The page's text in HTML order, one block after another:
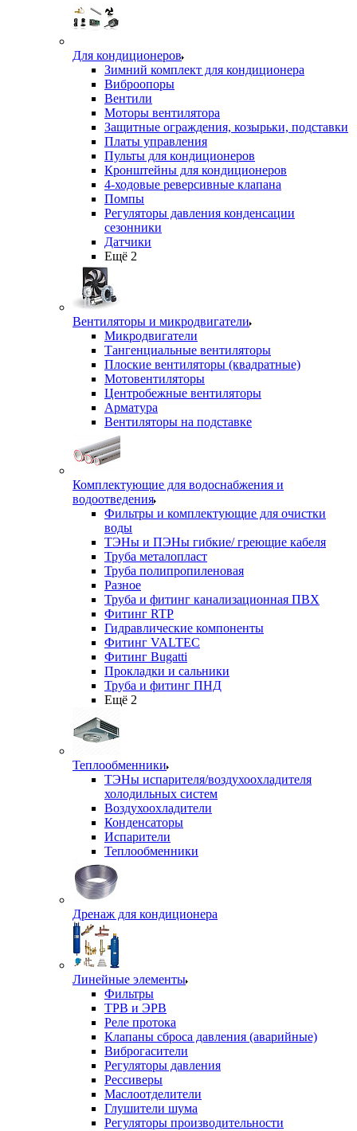
Для кондиционеров
Зимний комплект для кондиционера
Виброопоры
Вентили
Моторы вентилятора
Защитные ограждения, козырьки, подставки
Платы управления
Пульты для кондиционеров
Кронштейны для кондиционеров
4-ходовые реверсивные клапана
Помпы
Регуляторы давления конденсации
сезонники
Датчики
Ещё 2
Вентиляторы и микродвигатели
Микродвигатели
Тангенциальные вентиляторы
Плоские вентиляторы (квадратные)
Мотовентиляторы
Центробежные вентиляторы
Арматура
Вентиляторы на подставке
Комплектующие для водоснабжения и
водоотведения
Фильтры и комплектующие для очистки
воды
ТЭНы и ПЭНы гибкие/ греющие кабеля
Труба металопласт
Труба полипропиленовая
Разное
Труба и фитинг канализационная ПВХ
Фитинг RTP
Гидравлические компоненты
Фитинг VALTEC
Фитинг Bugatti
Прокладки и сальники
Труба и фитинг ПНД
Ещё 2
Теплообменники
ТЭНы испарителя/воздухоохладителя
холодильных систем
Воздухоохладители
Конденсаторы
Испарители
Теплообменники
Дренаж для кондиционера
Линейные элементы
Фильтры
ТРВ и ЭРВ
Реле протока
Клапаны сброса давления (аварийные)
Виброгасители
Регуляторы давления
Рессиверы
Маслоотделители
Глушители шума
Регуляторы производительности